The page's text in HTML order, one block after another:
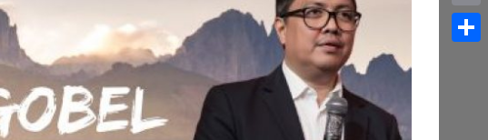
Email